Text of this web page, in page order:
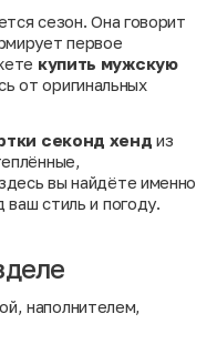
сезон. Она говорит
первое
купить мужскую
от оригинальных
секонд хенд из
вы найдёте именно
стиль и погоду.
наполнителем,